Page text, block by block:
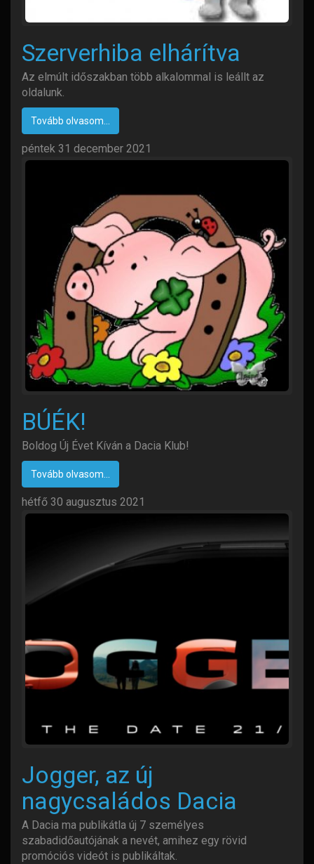
Szerverhiba elhárítva
Az elmúlt időszakban több alkalommal is leállt az
oldalunk.
Tovább olvasom...
péntek 31 december 2021
BÚÉK!
Boldog Új Évet Kíván a Dacia Klub!
Tovább olvasom...
hétfő 30 augusztus 2021
Jogger, az új
nagycsaládos Dacia
A Dacia ma publikátla új 7 személyes
szabadidőautójának a nevét, amihez egy rövid
promóciós videót is publikáltak.